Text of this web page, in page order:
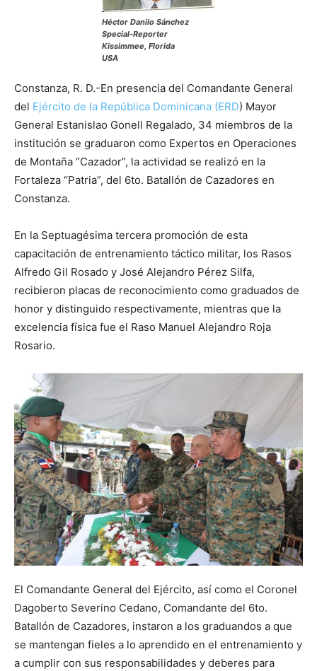
Héctor Danilo Sánchez
Special-Reporter
Kissimmee, Florida
USA
Constanza, R. D.-En presencia del Comandante General
del Ejército de la República Dominicana (ERD) Mayor
General Estanislao Gonell Regalado, 34 miembros de la
institución se graduaron como Expertos en Operaciones
de Montaña “Cazador”, la actividad se realizó en la
Fortaleza “Patria”, del 6to. Batallón de Cazadores en
Constanza.
En la Septuagésima tercera promoción de esta
capacitación de entrenamiento táctico militar, los Rasos
Alfredo Gil Rosado y José Alejandro Pérez Silfa,
recibieron placas de reconocimiento como graduados de
honor y distinguido respectivamente, mientras que la
excelencia física fue el Raso Manuel Alejandro Roja
Rosario.
El Comandante General del Ejército, así como el Coronel
Dagoberto Severino Cedano, Comandante del 6to.
Batallón de Cazadores, instaron a los graduandos a que
se mantengan fieles a lo aprendido en el entrenamiento y
a cumplir con sus responsabilidades y deberes para